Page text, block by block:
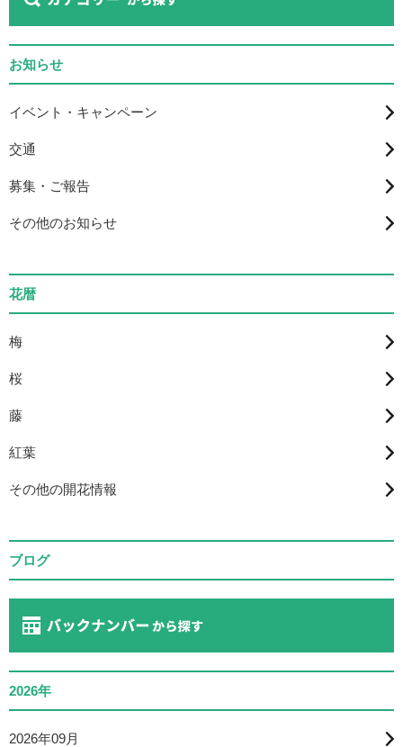
お知らせ
イベント・キャンペーン
交通
募集・ご報告
その他のお知らせ
花暦
梅
桜
藤
紅葉
その他の開花情報
ブログ
2026年
2026年09月